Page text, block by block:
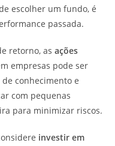
escolher um fundo, é
passada.
retorno, as ações
empresas pode ser
conhecimento e
com pequenas
para minimizar riscos.
investir em